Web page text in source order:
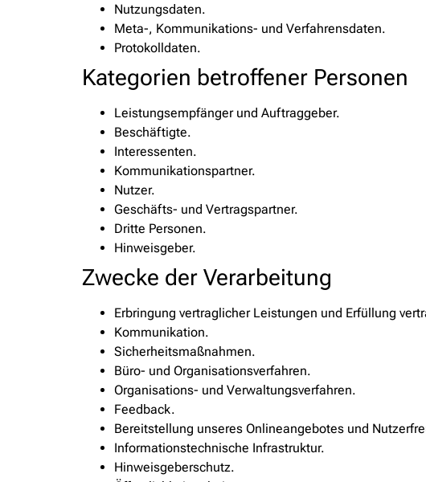
Nutzungsdaten.
Meta-, Kommunikations- und Verfahrensdaten.
Protokolldaten.
Kategorien betroffener Personen
Leistungsempfänger und Auftraggeber.
Beschäftigte.
Interessenten.
Kommunikationspartner.
Nutzer.
Geschäfts- und Vertragspartner.
Dritte Personen.
Hinweisgeber.
Zwecke der Verarbeitung
Erbringung vertraglicher Leistungen und Erfüllung
Kommunikation.
Sicherheitsmaßnahmen.
Büro- und Organisationsverfahren.
Organisations- und Verwaltungsverfahren.
Feedback.
Bereitstellung unseres Onlineangebotes und
Informationstechnische Infrastruktur.
Hinweisgeberschutz.